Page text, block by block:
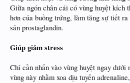
Giữa ngón chân cái có vùng huyệt kích
hơn của buồng trứng, làm tăng sự tiết
sản prostaglandin.
Giúp giảm stress
Chỉ cần nhấn vào vùng huyệt ngay dưới
vùng này nhằm xoa dịu tuyến